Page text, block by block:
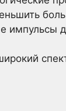
импульсы